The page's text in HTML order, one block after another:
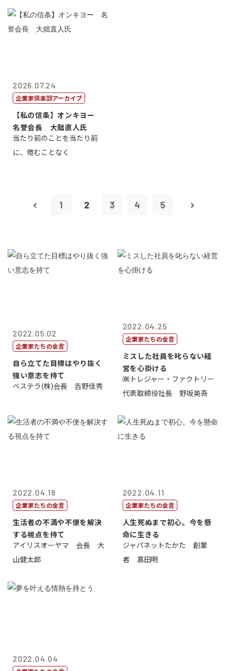
2026.07.24
企業家倶楽部アーカイブ
【私の信条】オンキヨー
名誉会長 大朏直人氏
当たり前のことを当たり前
に、倦むことなく
1 2 3 4 5
2022.05.02
企業家たちの金言
自ら立てた目標はやり抜く
強い意志を持て
ベステラ(株)会長 吉野佳秀
2022.04.25
企業家たちの金言
ミスした社員を叱らない経
営を心掛ける
㈱トレジャー・ファクトリー
代表取締役社長 野坂英吾
2022.04.18
企業家たちの金言
生活者の不満や不便を解決
する視点を持て
アイリスオーヤマ 会長 大
山健太郎
2022.04.11
企業家たちの金言
人生死ぬまで初心。今を懸
命に生きる
ジャパネットたかた 創業
者 髙田明
2022.04.04